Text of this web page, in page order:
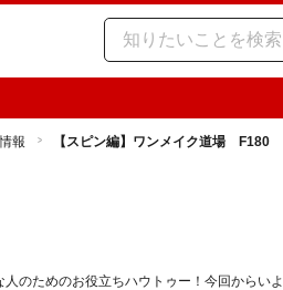
報 【スピン編】ワンメイク道場 F180
のためのお役立ちハウトゥー！今回からいよ